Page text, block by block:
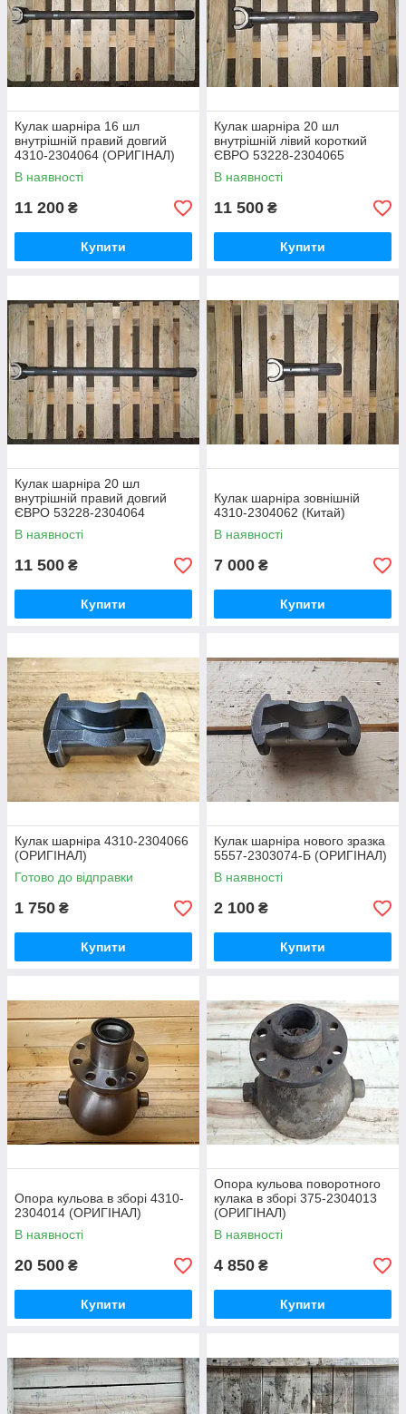
Кулак шарніра 16 шл
внутрішній правий довгий
4310-2304064 (ОРИГІНАЛ)
В наявності
11 200 ₴
Купити
Кулак шарніра 20 шл
внутрішній лівий короткий
ЄВРО 53228-2304065
(ОРИГІНАЛ)
В наявності
11 500 ₴
Купити
Кулак шарніра 20 шл
внутрішній правий довгий
ЄВРО 53228-2304064
(ОРИГІНАЛ)
В наявності
11 500 ₴
Купити
Кулак шарніра зовнішній
4310-2304062 (Китай)
В наявності
7 000 ₴
Купити
Кулак шарніра 4310-2304066
(ОРИГІНАЛ)
Готово до відправки
1 750 ₴
Купити
Кулак шарніра нового зразка
5557-2303074-Б (ОРИГІНАЛ)
В наявності
2 100 ₴
Купити
Опора кульова в зборі 4310-
2304014 (ОРИГІНАЛ)
В наявності
20 500 ₴
Купити
Опора кульова поворотного
кулака в зборі 375-2304013
(ОРИГІНАЛ)
В наявності
4 850 ₴
Купити